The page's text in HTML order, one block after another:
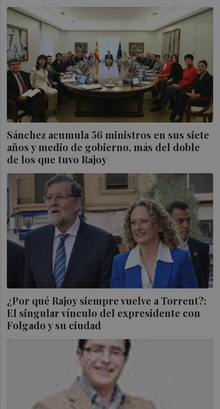
Sánchez acumula 56 ministros en sus siete
años y medio de gobierno, más del doble
de los que tuvo Rajoy
¿Por qué Rajoy siempre vuelve a Torrent?:
El singular vínculo del expresidente con
Folgado y su ciudad